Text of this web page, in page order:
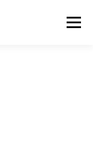
Menu